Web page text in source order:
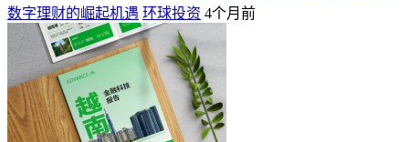
数字理财的崛起机遇 环球投资 4个月前